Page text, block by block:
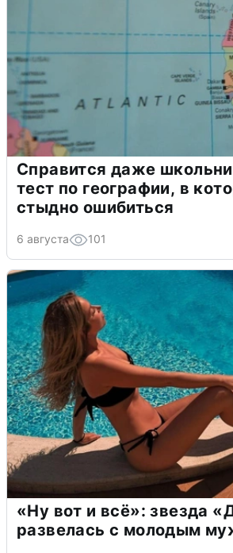
Справится даже
тест по географии, в
стыдно ошибиться
6 августа 101
«Ну вот и всё»: звезда
развелась с молодым